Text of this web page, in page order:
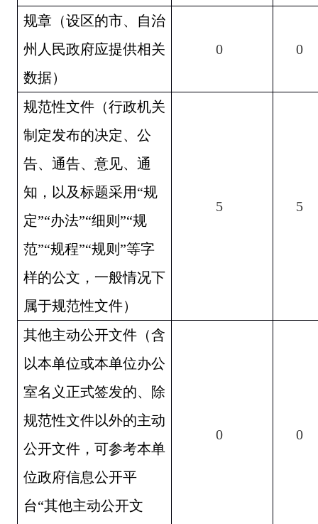
规章（设区的市、自治
州人民政府应提供相关
数据）
0 0
规范性文件（行政机关
制定发布的决定、公
告、通告、意见、通
知，以及标题采用“规
定”“办法”“细则”“规
范”“规程”“规则”等字
样的公文，一般情况下
属于规范性文件）
5 5
其他主动公开文件（含
以本单位或本单位办公
室名义正式签发的、除
规范性文件以外的主动
公开文件，可参考本单
位政府信息公开平
台“其他主动公开文
0 0